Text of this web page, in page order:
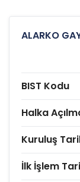
ALARKO
BIST Kodu
Halka
Kuruluş
İlk İşlem